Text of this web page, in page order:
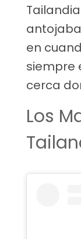
en
siempre
cerca
Los